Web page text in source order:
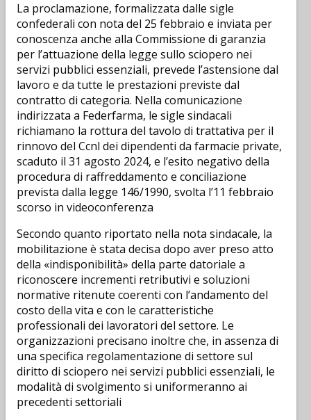
La proclamazione, formalizzata dalle sigle
confederali con nota del 25 febbraio e inviata per
conoscenza anche alla Commissione di garanzia
per l’attuazione della legge sullo sciopero nei
servizi pubblici essenziali, prevede l’astensione dal
lavoro e da tutte le prestazioni previste dal
contratto di categoria. Nella comunicazione
indirizzata a Federfarma, le sigle sindacali
richiamano la rottura del tavolo di trattativa per il
rinnovo del Ccnl dei dipendenti da farmacie private,
scaduto il 31 agosto 2024, e l’esito negativo della
procedura di raffreddamento e conciliazione
prevista dalla legge 146/1990, svolta l’11 febbraio
scorso in videoconferenza
Secondo quanto riportato nella nota sindacale, la
mobilitazione è stata decisa dopo aver preso atto
della «indisponibilità» della parte datoriale a
riconoscere incrementi retributivi e soluzioni
normative ritenute coerenti con l’andamento del
costo della vita e con le caratteristiche
professionali dei lavoratori del settore. Le
organizzazioni precisano inoltre che, in assenza di
una specifica regolamentazione di settore sul
diritto di sciopero nei servizi pubblici essenziali, le
modalità di svolgimento si uniformeranno ai
precedenti settoriali